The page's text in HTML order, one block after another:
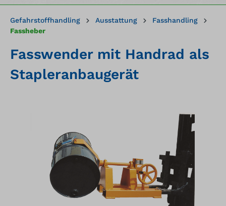
Gefahrstoffhandling Ausstattung
Fasshandling
Fassheber
Fasswender mit Handrad als
Stapleranbaugerät